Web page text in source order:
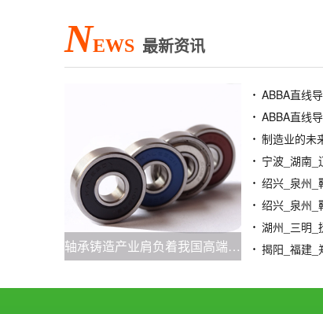
NEWS 最新资讯
轴承铸造产业肩负着我国高端装备国产化的重要使命
ABBA直线
ABBA直线
制造业的未